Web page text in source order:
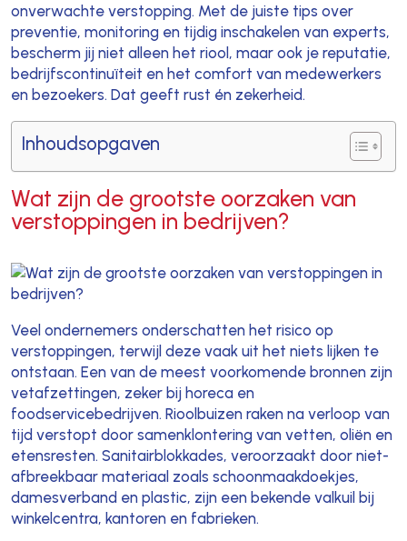
onverwachte verstopping. Met de juiste tips over
preventie, monitoring en tijdig inschakelen van experts,
bescherm jij niet alleen het riool, maar ook je reputatie,
bedrijfscontinuïteit en het comfort van medewerkers
en bezoekers. Dat geeft rust én zekerheid.
Inhoudsopgaven
Wat zijn de grootste oorzaken van
verstoppingen in bedrijven?
Veel ondernemers onderschatten het risico op
verstoppingen, terwijl deze vaak uit het niets lijken te
ontstaan. Een van de meest voorkomende bronnen zijn
vetafzettingen, zeker bij horeca en
foodservicebedrijven. Rioolbuizen raken na verloop van
tijd verstopt door samenklontering van vetten, oliën en
etensresten. Sanitairblokkades, veroorzaakt door niet-
afbreekbaar materiaal zoals schoonmaakdoekjes,
damesverband en plastic, zijn een bekende valkuil bij
winkelcentra, kantoren en fabrieken.